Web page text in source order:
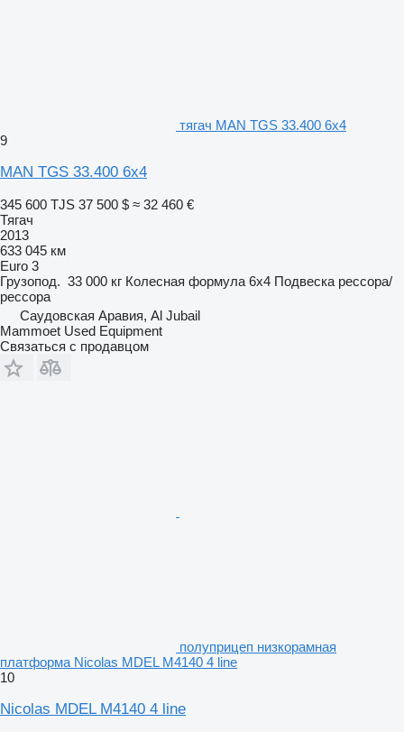
тягач MAN TGS 33.400 6x4
9
MAN TGS 33.400 6x4
345 600 TJS 37 500 $ ≈ 32 460 €
Тягач
2013
633 045 км
Euro 3
Грузопод. 33 000 кг Колесная формула 6x4 Подвеска рессора/
рессора
Саудовская Аравия, Al Jubail
Mammoet Used Equipment
Связаться с продавцом
полуприцеп низкорамная
платформа Nicolas MDEL M4140 4 line
10
Nicolas MDEL M4140 4 line